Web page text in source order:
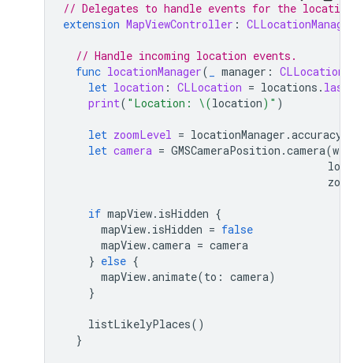
// Delegates to handle events for the location
extension MapViewController :
// Handle incoming location events.
func locationManager( manager :
let location : CLLocation = locations . last
print( "Location: \(location) " )
let zoomLevel = locationManager .
let camera = GMSCameraPosition .camera(
zoom
if mapView. isHidden {
mapView. isHidden = false
mapView.camera = camera
} else {
mapView.animate(to : camera)
}
listLikelyPlaces()
}